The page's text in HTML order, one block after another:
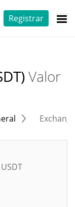
Registrar
Valor